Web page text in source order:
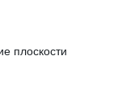
плоскости